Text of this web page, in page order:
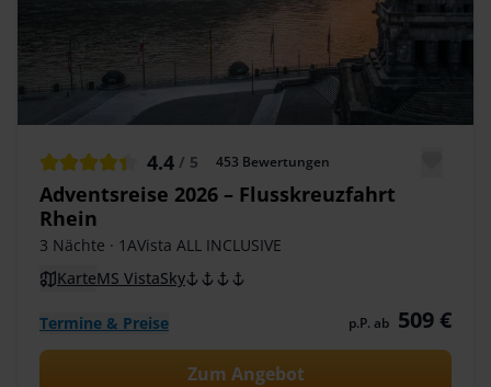
4.4 / 5 453 Bewertungen
Adventsreise 2026 – Flusskreuzfahrt
Rhein
3 Nächte · 1AVista ALL INCLUSIVE
KarteMS VistaSky
Termine & Preise p.P. ab 509 €
Zum Angebot